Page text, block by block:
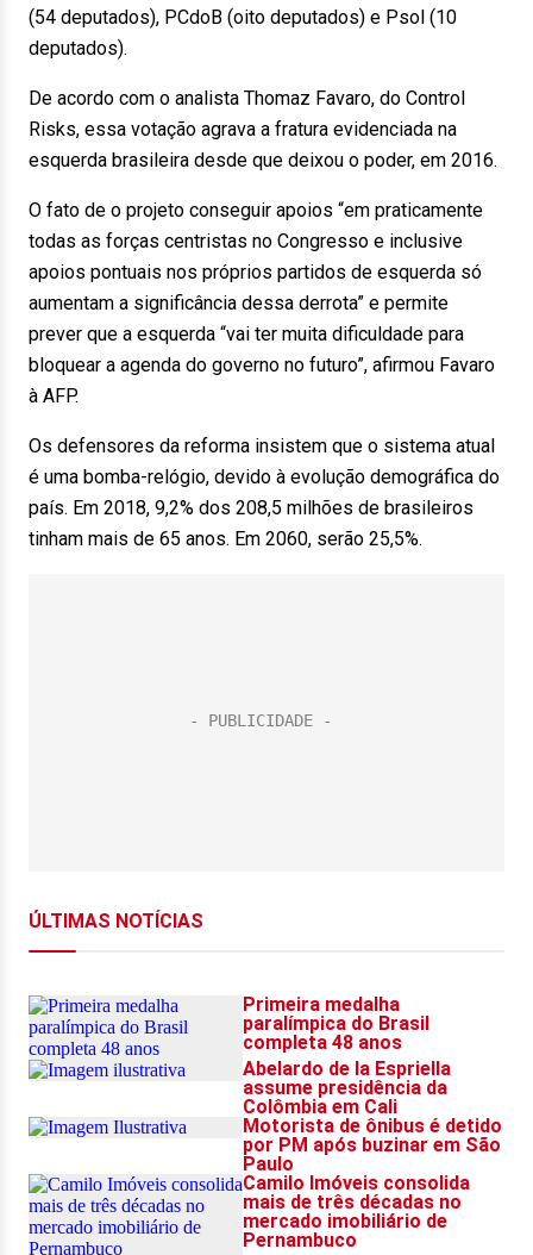
(54 deputados), PCdoB (oito deputados) e Psol (10
deputados).
De acordo com o analista Thomaz Favaro, do Control
Risks, essa votação agrava a fratura evidenciada na
esquerda brasileira desde que deixou o poder, em 2016.
O fato de o projeto conseguir apoios “em praticamente
todas as forças centristas no Congresso e inclusive
apoios pontuais nos próprios partidos de esquerda só
aumentam a significância dessa derrota” e permite
prever que a esquerda “vai ter muita dificuldade para
bloquear a agenda do governo no futuro”, afirmou Favaro
à AFP.
Os defensores da reforma insistem que o sistema atual
é uma bomba-relógio, devido à evolução demográfica do
país. Em 2018, 9,2% dos 208,5 milhões de brasileiros
tinham mais de 65 anos. Em 2060, serão 25,5%.